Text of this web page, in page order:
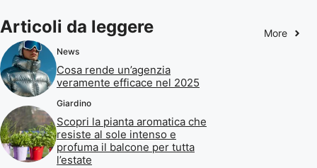
Articoli da leggere More
News
Cosa rende un’agenzia
veramente efficace nel 2025
Giardino
Scopri la pianta aromatica che
resiste al sole intenso e
profuma il balcone per tutta
l’estate